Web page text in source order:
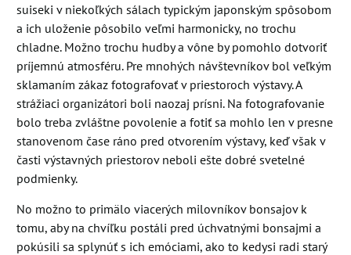
suiseki v niekoľkých sálach typickým japonským spôsobom
a ich uloženie pôsobilo veľmi harmonicky, no trochu
chladne. Možno trochu hudby a vône by pomohlo dotvoriť
príjemnú atmosféru. Pre mnohých návštevníkov bol veľkým
sklamaním zákaz fotografovať v priestoroch výstavy. A
strážiaci organizátori boli naozaj prísni. Na fotografovanie
bolo treba zvláštne povolenie a fotiť sa mohlo len v presne
stanovenom čase ráno pred otvorením výstavy, keď však v
časti výstavných priestorov neboli ešte dobré svetelné
podmienky.
No možno to primälo viacerých milovníkov bonsajov k
tomu, aby na chvíľku postáli pred úchvatnými bonsajmi a
pokúsili sa splynúť s ich emóciami, ako to kedysi radi starý